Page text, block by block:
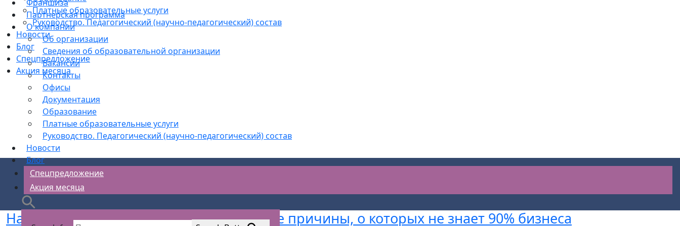
Платные образовательные услуги
Руководство. Педагогический (научно-педагогический) состав
Новости
Блог
Спецпредложение
Акция месяца
Франшиза
Партнерская программа
О компании
Об организации
Сведения об образовательной организации
Вакансии
Контакты
Офисы
Документация
Образование
Платные образовательные услуги
Руководство. Педагогический (научно-педагогический) состав
Новости
Блог
Спецпредложение
Акция месяца
Налоговая запрашивает СОУТ: 3 скрытые причины, о которых не знает 90% бизнеса